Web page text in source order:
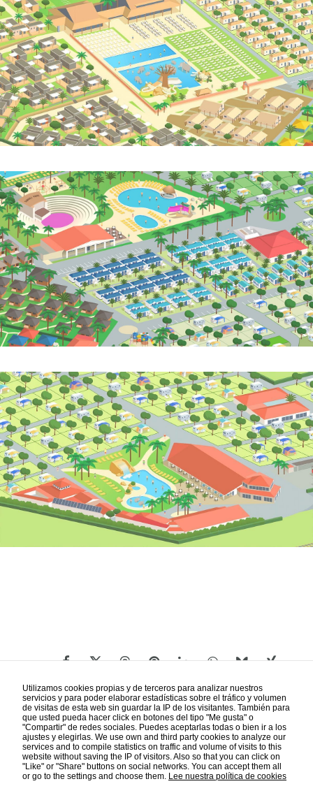
ADVERTISING
Utilizamos cookies propias y de terceros para analizar nuestros
servicios y para poder elaborar estadísticas sobre el tráfico y volumen
de visitas de esta web sin guardar la IP de los visitantes. También para
que usted pueda hacer click en botones del tipo "Me gusta" o
"Compartir" de redes sociales. Puedes aceptarlas todas o bien ir a los
ajustes y elegirlas. We use own and third party cookies to analyze our
services and to compile statistics on traffic and volume of visits to this
website without saving the IP of visitors. Also so that you can click on
"Like" or "Share" buttons on social networks. You can accept them all
or go to the settings and choose them. Lee nuestra política de cookies